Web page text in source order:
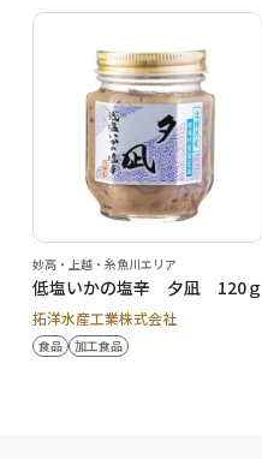
妙高・上越・糸魚川エリア
低塩いかの塩辛 夕凪 120ｇ
拓洋水産工業株式会社
食品 加工食品